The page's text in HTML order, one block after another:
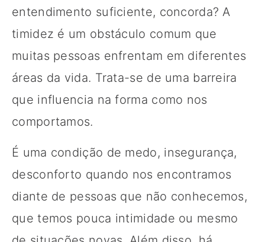
entendimento suficiente, concorda? A
timidez é um obstáculo comum que
muitas pessoas enfrentam em diferentes
áreas da vida. Trata-se de uma barreira
que influencia na forma como nos
comportamos.
É uma condição de medo, insegurança,
desconforto quando nos encontramos
diante de pessoas que não conhecemos,
que temos pouca intimidade ou mesmo